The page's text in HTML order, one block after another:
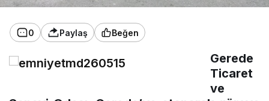
0 Paylaş Beğen
Gerede
Ticaret
ve